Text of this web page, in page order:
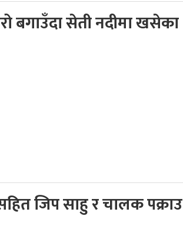
बगाउँदा सेती नदीमा खसेका
जिप साहु र चालक पक्राउ